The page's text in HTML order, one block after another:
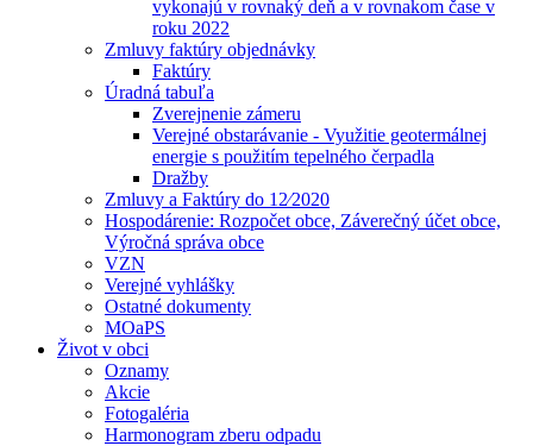
vykonajú v rovnaký deň a v rovnakom čase v
roku 2022
Zmluvy faktúry objednávky
Faktúry
Úradná tabuľa
Zverejnenie zámeru
Verejné obstarávanie - Využitie geotermálnej
energie s použitím tepelného čerpadla
Dražby
Zmluvy a Faktúry do 12⁄2020
Hospodárenie: Rozpočet obce, Záverečný účet obce,
Výročná správa obce
VZN
Verejné vyhlášky
Ostatné dokumenty
MOaPS
Život v obci
Oznamy
Akcie
Fotogaléria
Harmonogram zberu odpadu